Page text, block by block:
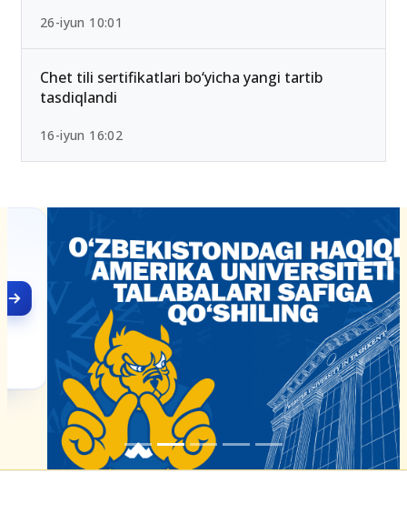
26-iyun 10:01
Chet tili sertifikatlari bo‘yicha yangi tartib
tasdiqlandi
16-iyun 16:02